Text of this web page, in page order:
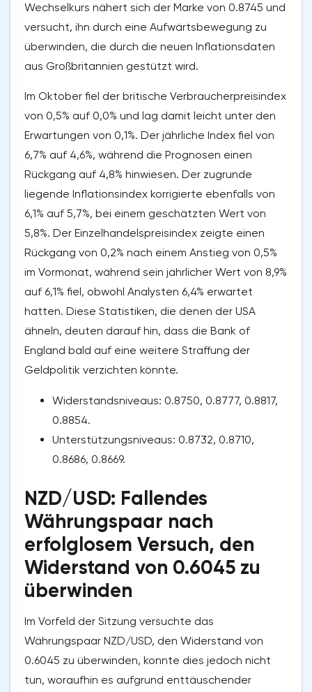
Wechselkurs nähert sich der Marke von 0.8745 und
versucht, ihn durch eine Aufwärtsbewegung zu
überwinden, die durch die neuen Inflationsdaten
aus Großbritannien gestützt wird.
Im Oktober fiel der britische Verbraucherpreisindex
von 0,5% auf 0,0% und lag damit leicht unter den
Erwartungen von 0,1%. Der jährliche Index fiel von
6,7% auf 4,6%, während die Prognosen einen
Rückgang auf 4,8% hinwiesen. Der zugrunde
liegende Inflationsindex korrigierte ebenfalls von
6,1% auf 5,7%, bei einem geschätzten Wert von
5,8%. Der Einzelhandelspreisindex zeigte einen
Rückgang von 0,2% nach einem Anstieg von 0,5%
im Vormonat, während sein jährlicher Wert von 8,9%
auf 6,1% fiel, obwohl Analysten 6,4% erwartet
hatten. Diese Statistiken, die denen der USA
ähneln, deuten darauf hin, dass die Bank of
England bald auf eine weitere Straffung der
Geldpolitik verzichten könnte.
Widerstandsniveaus: 0.8750, 0.8777, 0.8817,
0.8854.
Unterstützungsniveaus: 0.8732, 0.8710,
0.8686, 0.8669.
NZD/USD: Fallendes
Währungspaar nach
erfolglosem Versuch, den
Widerstand von 0.6045 zu
überwinden
Im Vorfeld der Sitzung versuchte das
Währungspaar NZD/USD, den Widerstand von
0.6045 zu überwinden, konnte dies jedoch nicht
tun, woraufhin es aufgrund enttäuschender